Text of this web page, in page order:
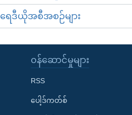
ရေဒီယိုအစီအစဉ်များ
၀န်ဆောင်မှုများ
RSS
ပေါ့ဒ်ကတ်စ်